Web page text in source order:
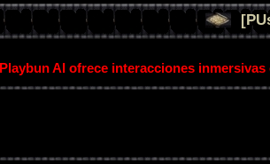
AI ofrece interacciones